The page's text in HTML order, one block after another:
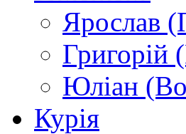
Ярослав
Григорій
Юліан
Курія